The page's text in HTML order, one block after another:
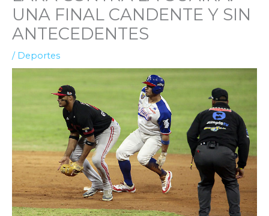
UNA FINAL CANDENTE Y SIN
ANTECEDENTES
/ Deportes